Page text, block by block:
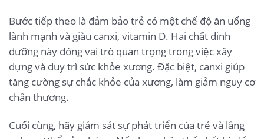
Bước tiếp theo là đảm bảo trẻ có một chế độ ăn uống
lành mạnh và giàu canxi, vitamin D. Hai chất dinh
dưỡng này đóng vai trò quan trọng trong việc xây
dựng và duy trì sức khỏe xương. Đặc biệt, canxi giúp
tăng cường sự chắc khỏe của xương, làm giảm nguy cơ
chấn thương.
Cuối cùng, hãy giám sát sự phát triển của trẻ và lắng